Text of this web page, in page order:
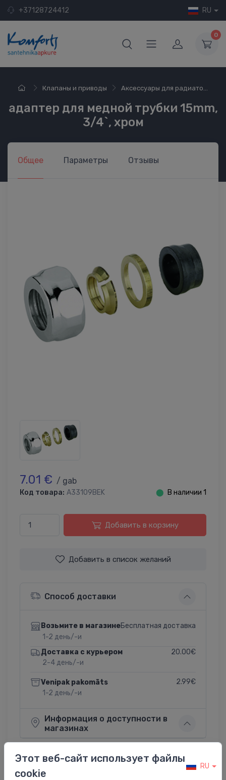
+37128724412 RU
0
Клапаны и приводы Аксессуары для радиато...
адаптер для медной трубки 15mm,
3/4`, хром
Общее Параметры Отзывы
7.01 € / gab
Код товара: A33109BEK ⬤ В наличии 1
Добавить в корзину
Добавить в список желаний
Способ доставки
Возьмите в магазине
1-2 день/-и
Бесплатная доставка
Доставка с курьером
2-4 день/-и
20.00€
Venipak pakomāts
1-2 день/-и
2.99€
Информация о доступности в
магазинах
Этот веб-сайт использует файлы
cookie
RU